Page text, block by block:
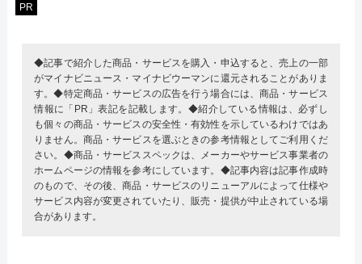
PR
◆記事で紹介した商品・サービスを購入・申込すると、売上の一部
がマイナビニュース・マイナビウーマンに還元されることがありま
す。◆特定商品・サービスの広告を行う場合には、商品・サービス
情報に「PR」表記を記載します。◆紹介している情報は、必ずし
も個々の商品・サービスの安全性・有効性を示しているわけではあ
りません。商品・サービスを選ぶときの参考情報としてご利用くだ
さい。◆商品・サービススペックは、メーカーやサービス事業者の
ホームページの情報を参考にしています。◆記事内容は記事作成時
のもので、その後、商品・サービスのリニューアルによって仕様や
サービス内容が変更されていたり、販売・提供が中止されている場
合があります。